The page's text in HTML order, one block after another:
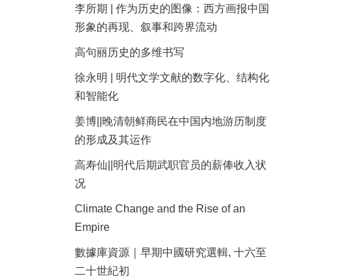
李所期 | 作为历史的图像：西方画报中国
形象的再现、叙事和跨界流动
高句丽历史的多维书写
徐永明 | 明代文学文献的数字化、结构化
和智能化
姜博||晚清朝鲜商民在中国内地游历制度
的形成及其运作
高寿仙||明代后期武职官员的薪俸收入状
况
Climate Change and the Rise of an
Empire
數據庫資源｜早期中國研究選輯, 十六至
二十世紀初